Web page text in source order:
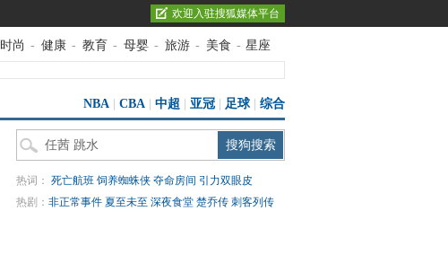
欢迎入驻搜狐媒体平台
时尚 - 健康 - 教育 - 母婴 - 旅游 - 美食 - 星座
NBA CBA 中超 亚冠 足球| 综合
热词： 死亡航班 饲养蜘蛛侠 夺命房间 引力双眼皮
热剧： 非正常事件 夏至未至 深夜食堂 楚乔传 刺客列传